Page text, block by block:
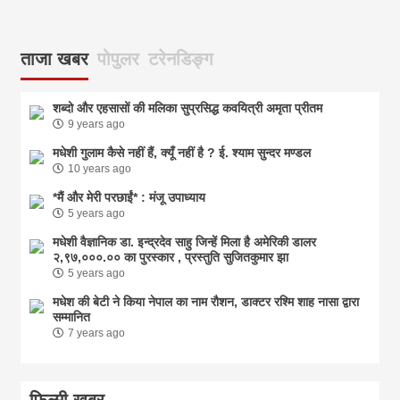
ताजा खबर पोपुलर टरेनडिङ्ग
शब्दो और एहसासों की मलिका सुप्रसिद्ध कवयित्री अमृता प्रीतम
9 years ago
मधेशी गुलाम कैसे नहीं हैं, क्यूँ नहीं है ? ई. श्याम सुन्दर मण्डल
10 years ago
*मैं और मेरी परछाईं* : मंजू उपाध्याय
5 years ago
मधेशी वैज्ञानिक डा. इन्द्रदेव साहु जिन्हें मिला है अमेरिकी डालर
२,९७,०००.०० का पुरस्कार , प्रस्तुति सुजितकुमार झा
5 years ago
मधेश की बेटी ने किया नेपाल का नाम राैशन, डाक्टर रश्मि शाह नासा द्वारा
सम्मानित
7 years ago